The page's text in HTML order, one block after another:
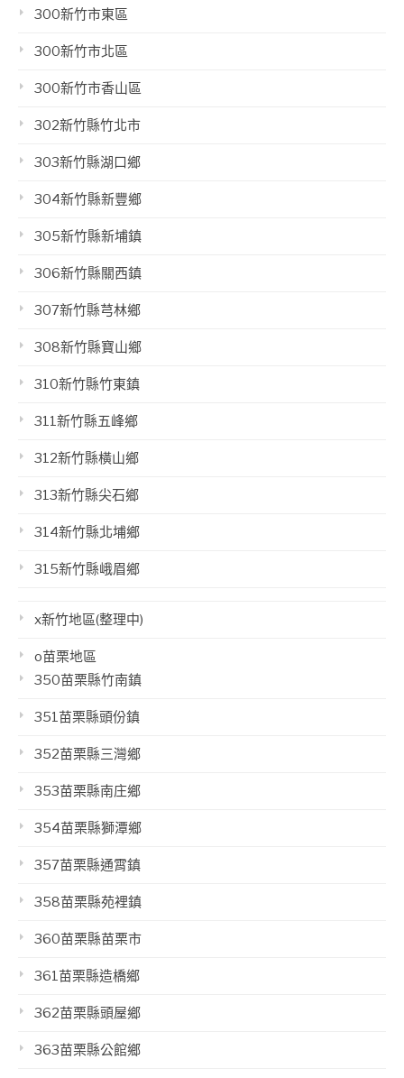
300新竹市東區
300新竹市北區
300新竹市香山區
302新竹縣竹北市
303新竹縣湖口鄉
304新竹縣新豐鄉
305新竹縣新埔鎮
306新竹縣關西鎮
307新竹縣芎林鄉
308新竹縣寶山鄉
310新竹縣竹東鎮
311新竹縣五峰鄉
312新竹縣橫山鄉
313新竹縣尖石鄉
314新竹縣北埔鄉
315新竹縣峨眉鄉
x新竹地區(整理中)
o苗栗地區
350苗栗縣竹南鎮
351苗栗縣頭份鎮
352苗栗縣三灣鄉
353苗栗縣南庄鄉
354苗栗縣獅潭鄉
357苗栗縣通霄鎮
358苗栗縣苑裡鎮
360苗栗縣苗栗市
361苗栗縣造橋鄉
362苗栗縣頭屋鄉
363苗栗縣公館鄉